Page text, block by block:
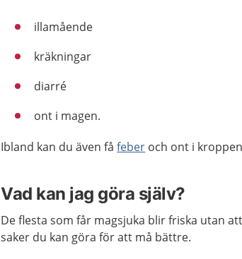
illamående
kräkningar
diarré
ont i magen.
Ibland kan du även fåfeber och ont i
Vad kan jag göra själv?
De flesta som får magsjuka blir friska utan
saker du kan göra för att må bättre.